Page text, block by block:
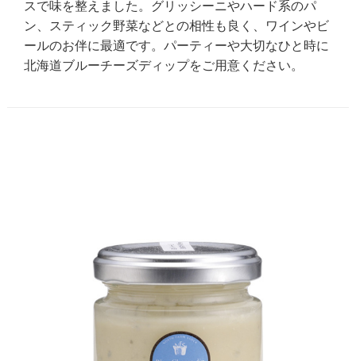
スで味を整えました。グリッシーニやハード系のパ
ン、スティック野菜などとの相性も良く、ワインやビ
ールのお伴に最適です。パーティーや大切なひと時に
北海道ブルーチーズディップをご用意ください。